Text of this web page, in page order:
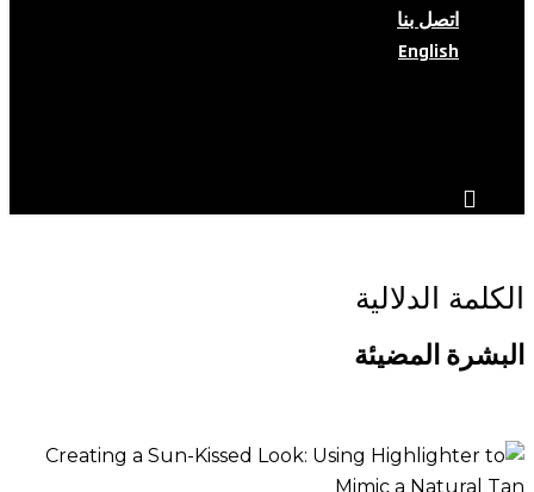
اتصل بنا
English
الكلمة الدلالية
البشرة المضيئة
إنشاء
مظهر